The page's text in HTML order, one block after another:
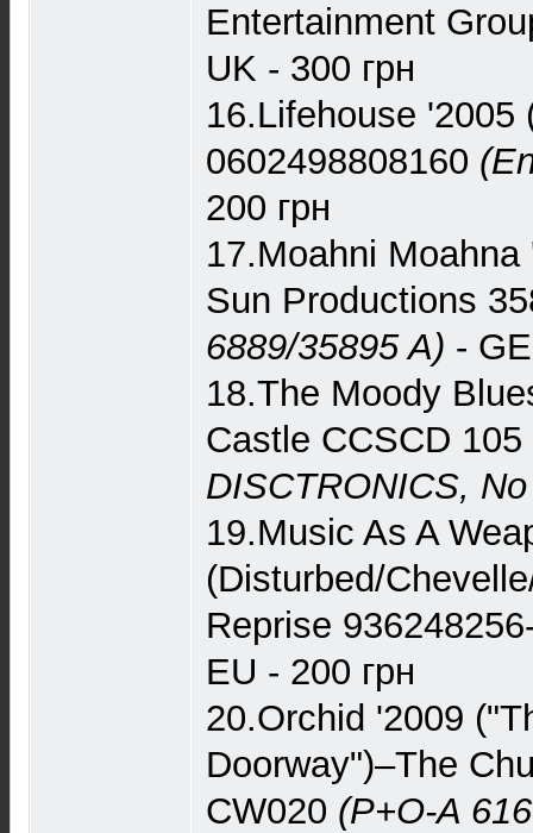
Entertainment
UK - 300 грн
16.Lifehouse '2005
0602498808160
200 грн
17.Moahni
Sun Productions
6889/35895 A) -
18.The Moody
Castle CCSCD 105
DISCTRONICS,
19.Music As A
(Disturbed/
Reprise
EU - 200 грн
20.Orchid '2009
Doorway")–The
CW020 (P+O-A